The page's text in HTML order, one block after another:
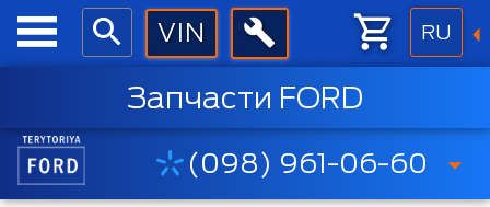
RU
Запчасти FORD
(098) 961-06-60